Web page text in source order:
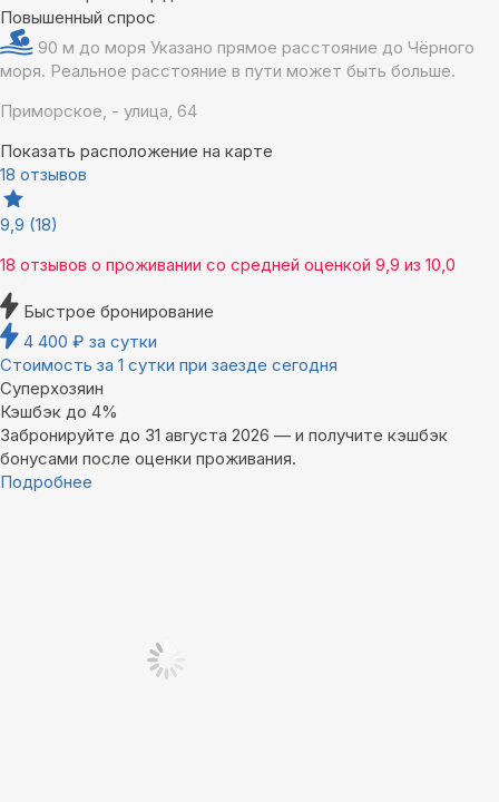
Повышенный спрос
90 м до моря Указано прямое расстояние до Чёрного
моря. Реальное расстояние в пути может быть больше.
Приморское, - улица, 64
Показать расположение на карте
18 отзывов
9,9 (18)
18 отзывов о проживании со средней оценкой 9,9 из 10,0
Быстрое бронирование
4 400 ₽ за сутки
Стоимость за 1 сутки при заезде сегодня
Суперхозяин
Кэшбэк до 4%
Забронируйте до 31 августа 2026 — и получите кэшбэк
бонусами после оценки проживания.
Подробнее